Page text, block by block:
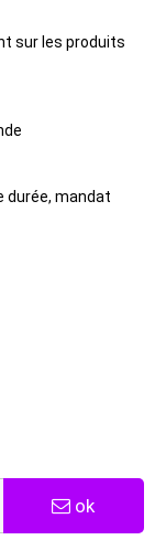
sur les produits
durée, mandat
ok